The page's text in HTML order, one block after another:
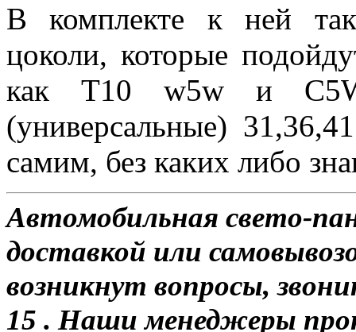
В комплекте к ней
цоколи, которые
как Т10 w5w и
(универсальные)
самим, без каких либо
Автомобильная свето-
доставкой или
возникнут вопросы,
15 . Наши менеджеры